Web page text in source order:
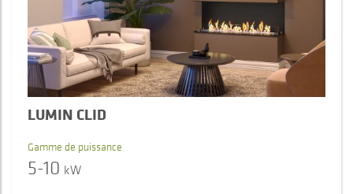
LUMIN CLID
Gamme de puissance
5-10 kW